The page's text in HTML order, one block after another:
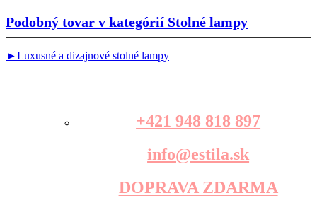
Podobný tovar v kategórií Stolné lampy
►Luxusné a dizajnové stolné lampy
+421 948 818 897
info@estila.sk
DOPRAVA ZDARMA